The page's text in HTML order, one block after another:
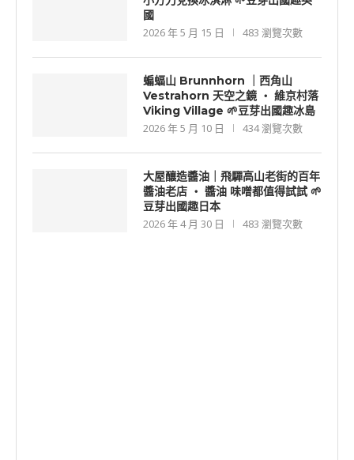
國
2026 年 5 月 15 日
483 瀏覽次數
蝙蝠山 Brunnhorn ｜西角山
Vestrahorn 天空之鏡 ‧ 維京村落
Viking Village 🌱豆芽出國趣冰島
2026 年 5 月 10 日
434 瀏覽次數
大屋釀造醬油｜飛驒高山老街的百年
醬油老店 ‧ 醬油 味噌都值得試試 🌱
豆芽出國趣日本
2026 年 4 月 30 日
483 瀏覽次數